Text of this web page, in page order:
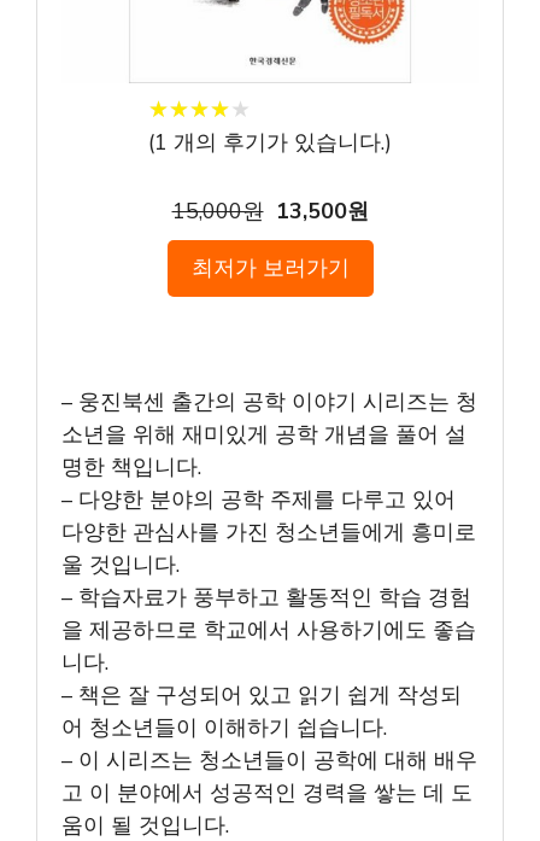
★★★★★
★★★★★
(1 개의 후기가 있습니다.)
15,000원 13,500원
최저가 보러가기
– 웅진북센 출간의 공학 이야기 시리즈는 청
소년을 위해 재미있게 공학 개념을 풀어 설
명한 책입니다.
– 다양한 분야의 공학 주제를 다루고 있어
다양한 관심사를 가진 청소년들에게 흥미로
울 것입니다.
– 학습자료가 풍부하고 활동적인 학습 경험
을 제공하므로 학교에서 사용하기에도 좋습
니다.
– 책은 잘 구성되어 있고 읽기 쉽게 작성되
어 청소년들이 이해하기 쉽습니다.
– 이 시리즈는 청소년들이 공학에 대해 배우
고 이 분야에서 성공적인 경력을 쌓는 데 도
움이 될 것입니다.